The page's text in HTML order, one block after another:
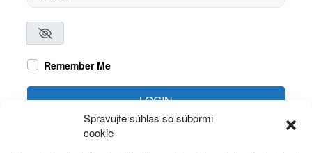
Spravujte súhlas so súbormi
cookie
Remember Me
LOGIN